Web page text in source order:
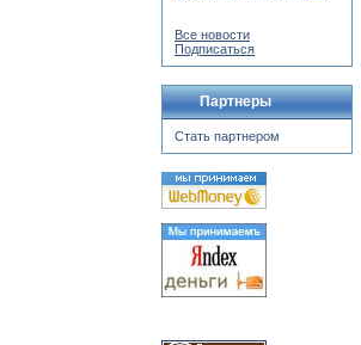
Все новости
Подписаться
Партнеры
Стать партнером